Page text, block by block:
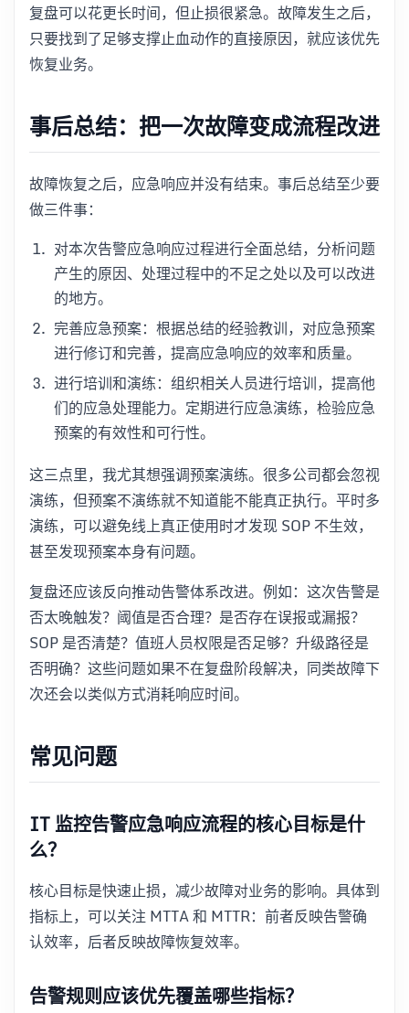
复盘可以花更长时间，但止损很紧急。故障发生之后，
只要找到了足够支撑止血动作的直接原因，就应该优先
恢复业务。
事后总结：把一次故障变成流程改进
故障恢复之后，应急响应并没有结束。事后总结至少要
做三件事：
对本次告警应急响应过程进行全面总结，分析问题
产生的原因、处理过程中的不足之处以及可以改进
的地方。
完善应急预案：根据总结的经验教训，对应急预案
进行修订和完善，提高应急响应的效率和质量。
进行培训和演练：组织相关人员进行培训，提高他
们的应急处理能力。定期进行应急演练，检验应急
预案的有效性和可行性。
这三点里，我尤其想强调预案演练。很多公司都会忽视
演练，但预案不演练就不知道能不能真正执行。平时多
演练，可以避免线上真正使用时才发现 SOP 不生效，
甚至发现预案本身有问题。
复盘还应该反向推动告警体系改进。例如：这次告警是
否太晚触发？阈值是否合理？是否存在误报或漏报？
SOP 是否清楚？值班人员权限是否足够？升级路径是
否明确？这些问题如果不在复盘阶段解决，同类故障下
次还会以类似方式消耗响应时间。
常见问题
IT 监控告警应急响应流程的核心目标是什
么？
核心目标是快速止损，减少故障对业务的影响。具体到
指标上，可以关注 MTTA 和 MTTR：前者反映告警确
认效率，后者反映故障恢复效率。
告警规则应该优先覆盖哪些指标？